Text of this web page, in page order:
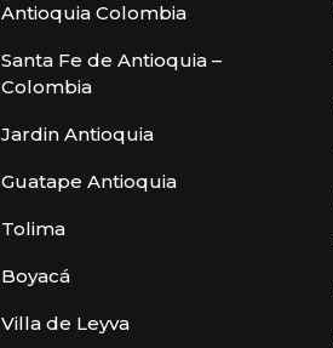
Antioquia Colombia
Santa Fe de Antioquia –
Colombia
Jardin Antioquia
Guatape Antioquia
Tolima
Boyacá
Villa de Leyva